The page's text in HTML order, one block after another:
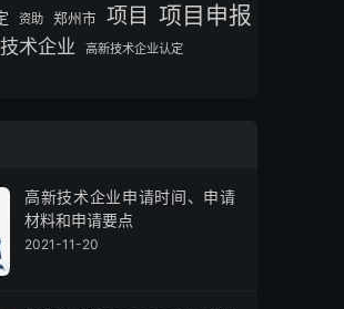
资助 郑州市 项目 项目申报
术企业 高新技术企业认定
高新技术企业申请时间、申请
材料和申请要点
2021-11-20